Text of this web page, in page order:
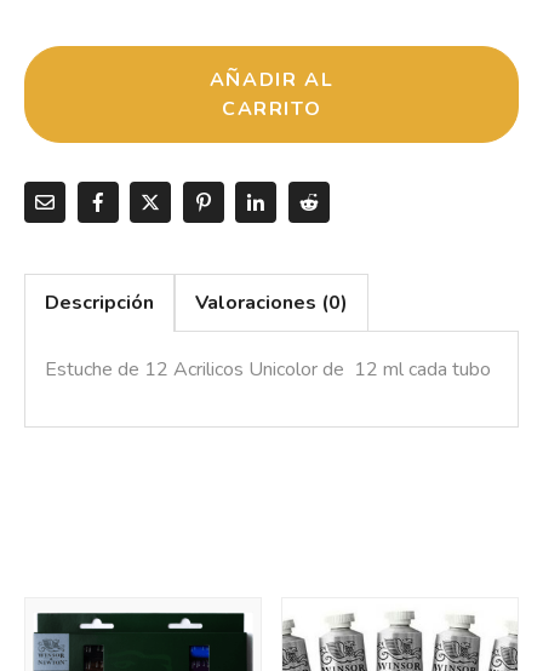
AÑADIR AL
CARRITO
Descripción Valoraciones (0)
Estuche de 12 Acrilicos Unicolor de 12 ml cada tubo